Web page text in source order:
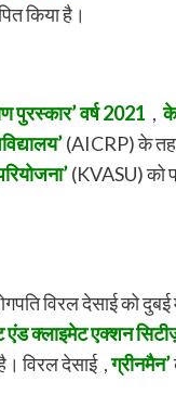
किया है।
पुरस्कार’ वर्ष 2021 ,
(AICRP) के
(KVASU) को
विरल देसाई को दुबई
एंड क्लाइमेट एक्शन
विरल देसाई ,ग्रीनमैन’